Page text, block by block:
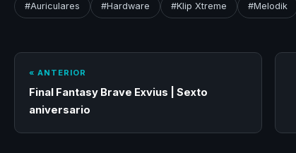
#Auriculares #Hardware #Klip Xtreme #Melodik
« ANTERIOR
Final Fantasy Brave Exvius | Sexto
aniversario